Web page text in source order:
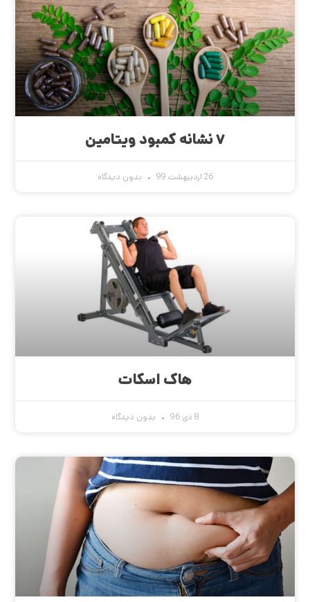
۷ نشانه کمبود ویتامین
26 اردیبهشت 99 بدون دیدگاه
هاک اسکات
8 دی 96 بدون دیدگاه